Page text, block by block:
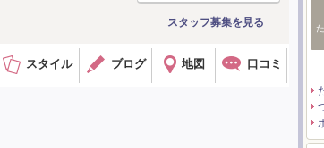
スタッフ募集を見る
スタイル ブログ 地図 口コミ